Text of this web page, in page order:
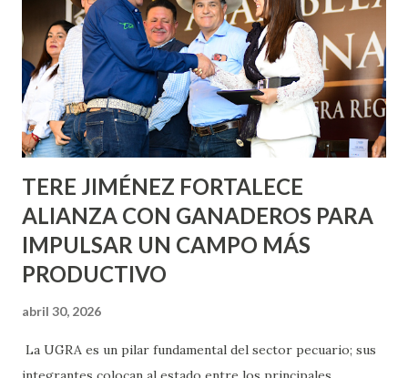
Nieto, entre Jesús F. Elizondo y la calle 22 de Octubre, con
lo que se aplicará pintura en 66 casas. Posteriormente se
llevará este programa a Villas de Nuestra Señora de la
Asunción, Avenida Alameda y Decreto 27 de Septiembre, en
los edificios FOVISSSTE Ojo de Agua, en la comunidad
Norias de Paso Hondo y en los edificios de...
TERE JIMÉNEZ FORTALECE
ALIANZA CON GANADEROS PARA
IMPULSAR UN CAMPO MÁS
PRODUCTIVO
abril 30, 2026
La UGRA es un pilar fundamental del sector pecuario; sus